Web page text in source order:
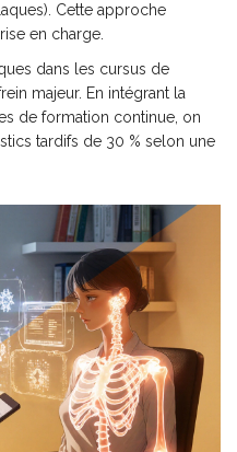
Cette approche
en charge.
dans les cursus de
majeur. En intégrant la
de formation continue, on
tardifs de 30 % selon une